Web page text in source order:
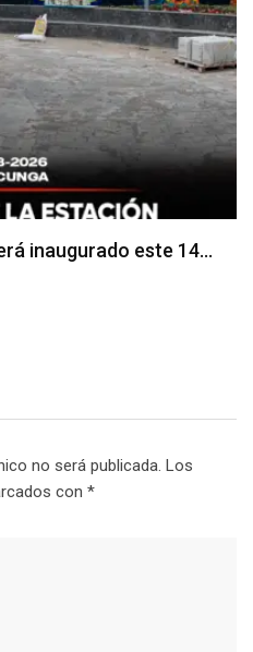
preocupación en
no será publicada. Los
con *